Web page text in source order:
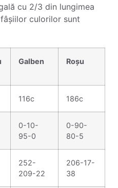
cu 2/3 din lungimea
culorilor sunt
Galben Roșu
116c 186c
0-10-
95-0
0-90-
80-5
252-
209-22
206-17-
38